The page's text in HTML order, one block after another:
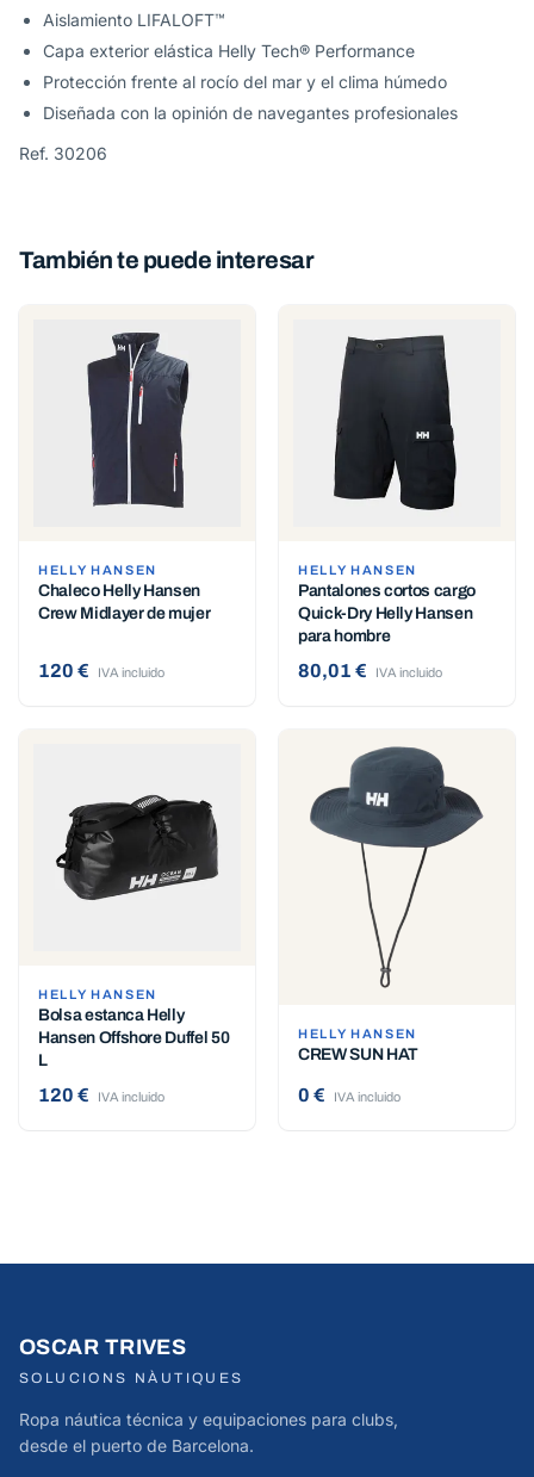
Aislamiento LIFALOFT™
Capa exterior elástica Helly Tech® Performance
Protección frente al rocío del mar y el clima húmedo
Diseñada con la opinión de navegantes profesionales
Ref. 30206
También te puede interesar
HELLY HANSEN
Chaleco Helly Hansen
Crew Midlayer de mujer
120 € IVA incluido
HELLY HANSEN
Pantalones cortos cargo
Quick-Dry Helly Hansen
para hombre
80,01 € IVA incluido
HELLY HANSEN
Bolsa estanca Helly
Hansen Offshore Duffel 50
L
120 € IVA incluido
HELLY HANSEN
CREW SUN HAT
0 € IVA incluido
OSCAR TRIVES
SOLUCIONS NÀUTIQUES
Ropa náutica técnica y equipaciones para clubs,
desde el puerto de Barcelona.